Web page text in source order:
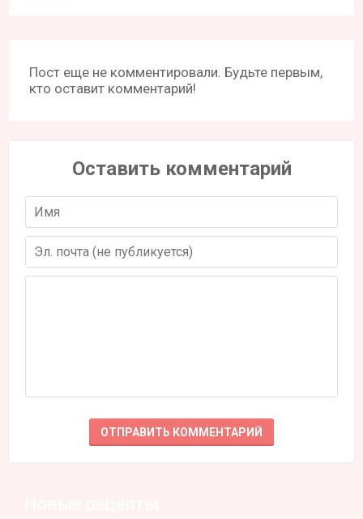
Пост еще не комментировали. Будьте первым,
кто оставит комментарий!
Оставить комментарий